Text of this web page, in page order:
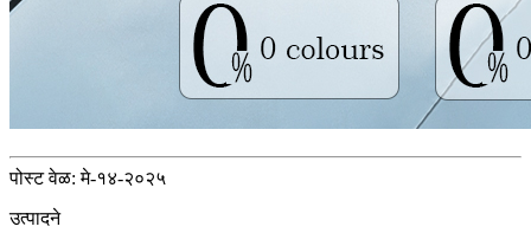
पोस्ट वेळ: मे-१४-२०२५
उत्पादने